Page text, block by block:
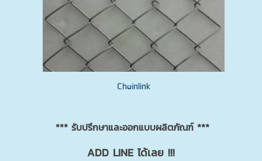
Chainlink
*** รับปรึกษาและออกแบบผลิตภัณฑ์ ***
ADD LINE ได้เลย !!!